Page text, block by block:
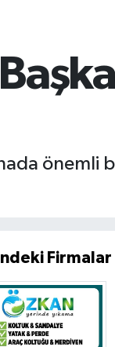
önemli
Firmalar